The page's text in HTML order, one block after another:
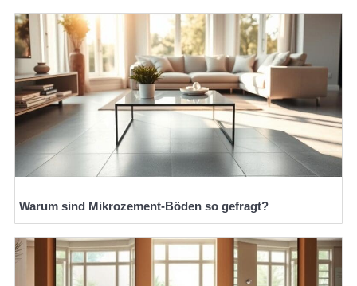
Warum sind Mikrozement-Böden so gefragt?